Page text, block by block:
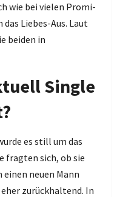
wie bei vielen Promi-
Liebes-Aus. Laut
beiden in
Single
es still um das
fragten sich, ob sie
einen neuen Mann
zurückhaltend. In